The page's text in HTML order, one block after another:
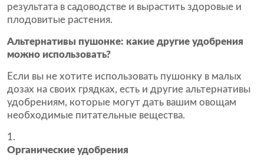
результата в садоводстве и вырастить здоровые и
плодовитые растения.
Альтернативы пушонке: какие другие удобрения
можно использовать?
Если вы не хотите использовать пушонку в малых
дозах на своих грядках, есть и другие альтернативы
удобрениям, которые могут дать вашим овощам
необходимые питательные вещества.
Органические удобрения